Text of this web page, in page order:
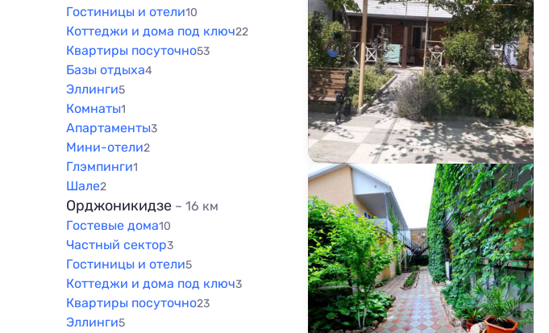
Гостиницы и отели10
Коттеджи и дома под ключ22
Квартиры посуточно53
Базы отдыха4
Эллинги5
Комнаты1
Апартаменты3
Мини-отели2
Глэмпинги1
Шале2
Орджоникидзе ~ 16 км
Гостевые дома10
Частный сектор3
Гостиницы и отели5
Коттеджи и дома под ключ3
Квартиры посуточно23
Эллинги5